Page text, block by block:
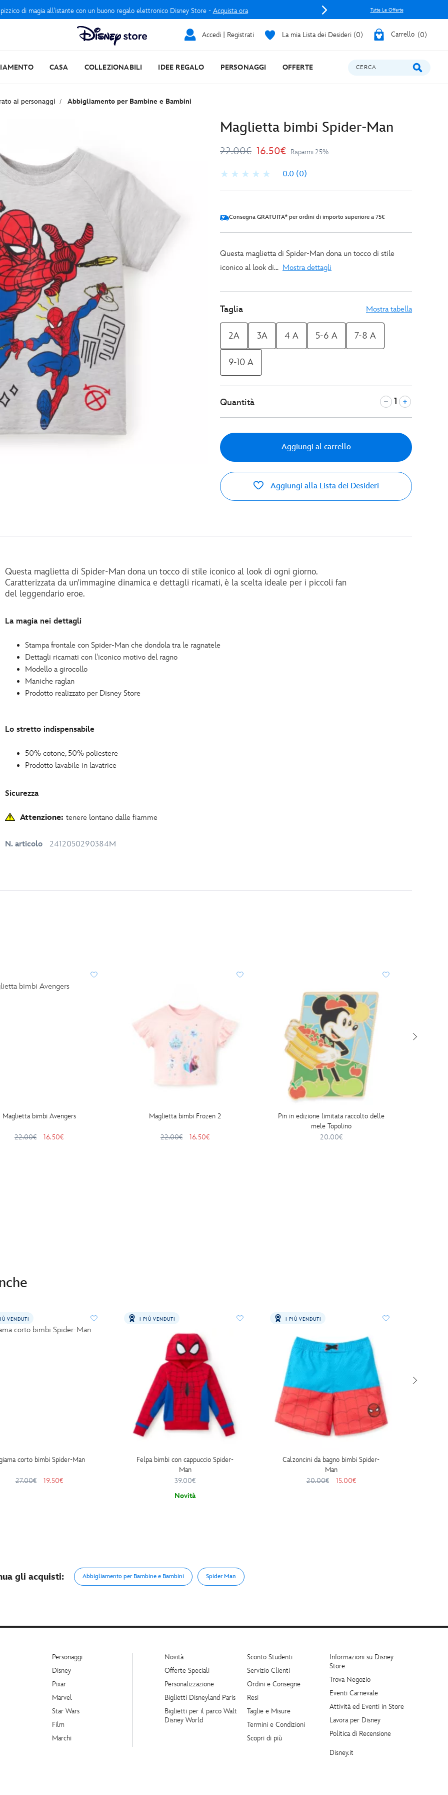
di magia all'istante con un buono regalo elettronico Disney Store - Acquista ora Tutte Le Offerte
Accedi | Registrati La mia Lista dei Desideri 0 Carrello 0
CASA COLLEZIONABILI IDEE REGALO PERSONAGGI OFFERTE CERCA
ai personaggi Abbigliamento per Bambine e Bambini
Maglietta bimbi Spider-Man
22.00€ 16.50€ Risparmi 25%
0.0 (0)
Consegna GRATUITA* per ordini di importo superiore a 75€
Questa maglietta di Spider-Man dona un tocco di stile
iconico al look di... Mostra dettagli
Taglia Mostra tabella
2A 3A 4 A 5-6 A 7-8 A
9-10 A
Quantità
Aggiungi al carrello
Aggiungi alla Lista dei Desideri
Questa maglietta di Spider-Man dona un tocco di stile iconico al look di ogni giorno.
Caratterizzata da un'immagine dinamica e dettagli ricamati, è la scelta ideale per i piccoli fan
del leggendario eroe.
La magia nei dettagli
Stampa frontale con Spider-Man che dondola tra le ragnatele
Dettagli ricamati con l'iconico motivo del ragno
Modello a girocollo
Maniche raglan
Prodotto realizzato per Disney Store
Lo stretto indispensabile
50% cotone, 50% poliestere
Prodotto lavabile in lavatrice
Sicurezza
Attenzione: tenere lontano dalle fiamme
N. articolo 2412050290384M
Maglietta bimbi Avengers
22.00€ 16.50€
Maglietta bimbi Frozen 2
22.00€ 16.50€
Pin in edizione limitata raccolto delle
mele Topolino
20.00€
VENDUTI
corto bimbi Spider-Man
27.00€ 19.50€
I PIÙ VENDUTI
Felpa bimbi con cappuccio Spider-
Man
39.00€
Novità
I PIÙ VENDUTI
Calzoncini da bagno bimbi Spider-
Man
20.00€
15.00€
gli acquisti: Abbigliamento per Bambine e Bambini Spider Man
Personaggi
Disney
Pixar
Marvel
Star Wars
Film
Marchi
Novità
Offerte Speciali
Personalizzazione
Biglietti Disneyland Paris
Biglietti per il parco Walt
Disney World
Sconto Studenti
Servizio Clienti
Ordini e Consegne
Resi
Taglie e Misure
Termini e Condizioni
Scopri di più
Informazioni su Disney
Store
Trova Negozio
Eventi Carnevale
Attività ed Eventi in Store
Lavora per Disney
Politica di Recensione
Disney.it